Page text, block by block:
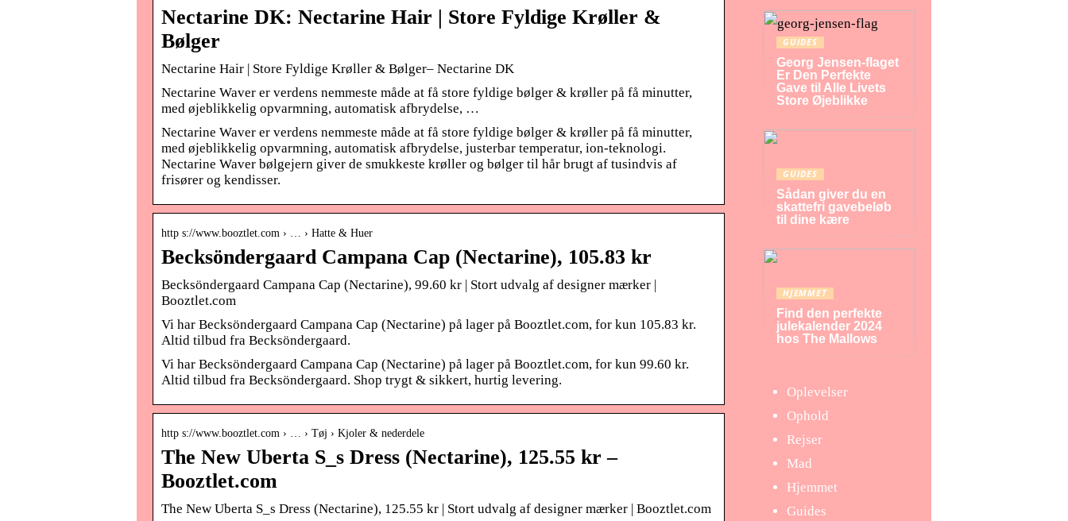
Nectarine DK: Nectarine Hair | Store Fyldige Krøller &
Bølger
Nectarine Hair | Store Fyldige Krøller & Bølger– Nectarine DK
Nectarine Waver er verdens nemmeste måde at få store fyldige bølger & krøller på få minutter,
med øjeblikkelig opvarmning, automatisk afbrydelse, …
Nectarine Waver er verdens nemmeste måde at få store fyldige bølger & krøller på få minutter,
med øjeblikkelig opvarmning, automatisk afbrydelse, justerbar temperatur, ion-teknologi.
Nectarine Waver bølgejern giver de smukkeste krøller og bølger til hår brugt af tusindvis af
frisører og kendisser.
http s://www.booztlet.com › … › Hatte & Huer
Becksöndergaard Campana Cap (Nectarine), 105.83 kr
Becksöndergaard Campana Cap (Nectarine), 99.60 kr | Stort udvalg af designer mærker |
Booztlet.com
Vi har Becksöndergaard Campana Cap (Nectarine) på lager på Booztlet.com, for kun 105.83 kr.
Altid tilbud fra Becksöndergaard.
Vi har Becksöndergaard Campana Cap (Nectarine) på lager på Booztlet.com, for kun 99.60 kr.
Altid tilbud fra Becksöndergaard. Shop trygt & sikkert, hurtig levering.
http s://www.booztlet.com › … › Tøj › Kjoler & nederdele
The New Uberta S_s Dress (Nectarine), 125.55 kr –
Booztlet.com
The New Uberta S_s Dress (Nectarine), 125.55 kr | Stort udvalg af designer mærker | Booztlet.com
GUIDES
Georg Jensen-flaget
Er Den Perfekte
Gave til Alle Livets
Store Øjeblikke
GUIDES
Sådan giver du en
skattefri gavebeløb
til dine kære
HJEMMET
Find den perfekte
julekalender 2024
hos The Mallows
Oplevelser
Ophold
Rejser
Mad
Hjemmet
Guides